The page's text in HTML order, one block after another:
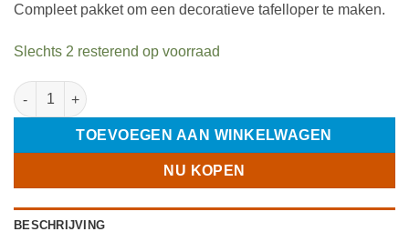
€ 20,99.€ 14,99.
Compleet pakket om een decoratieve tafelloper te maken.
Slechts 2 resterend op voorraad
DIY Macramé Pakket Tafelloper Caïro – Almond aantal
TOEVOEGEN AAN WINKELWAGEN
NU KOPEN
BESCHRIJVING